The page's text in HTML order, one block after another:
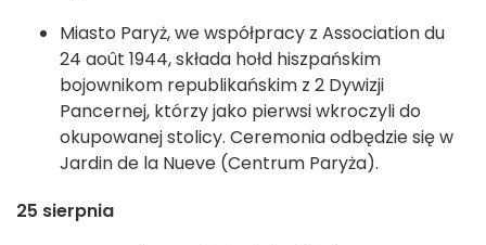
Miasto Paryż, we współpracy z Association du
24 août 1944, składa hołd hiszpańskim
bojownikom republikańskim z 2 Dywizji
Pancernej, którzy jako pierwsi wkroczyli do
okupowanej stolicy. Ceremonia odbędzie się w
Jardin de la Nueve (Centrum Paryża).
25 sierpnia